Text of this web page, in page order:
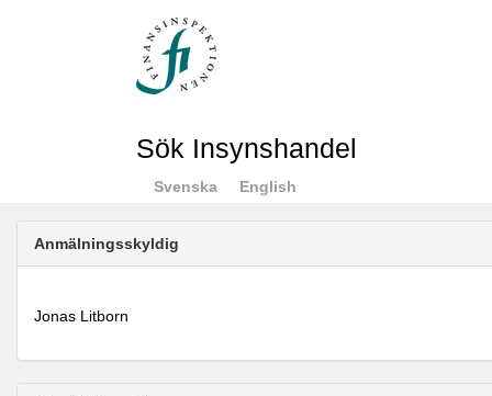
Sök Insynshandel
Svenska English
Anmälningsskyldig
Jonas Litborn